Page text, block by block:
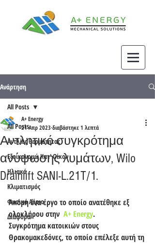
Ανάρτηση
All Posts
Αντλίες θερμότητας
Εξοικονομώ Κατ' Οίκον
Ηλιακά
Κλιματισμός
Φυσικό Αέριο
Διάφορα
All Posts
Αντλητικό συγκρότημα
ανύψωσης λυμάτων, Wilo
Drainlift SANI-L.21T/1.
A+ Energy
21 Απρ 2023 διαβάστηκε 1 λεπτά
Ακόμη ένα έργο το οποίο ανατέθηκε εξ
ολοκλήρου στην A+ Energy.
Συγκρότημα κατοικιών στους
Θρακομακεδόνες, το οποίο επέλεξε αυτή τη